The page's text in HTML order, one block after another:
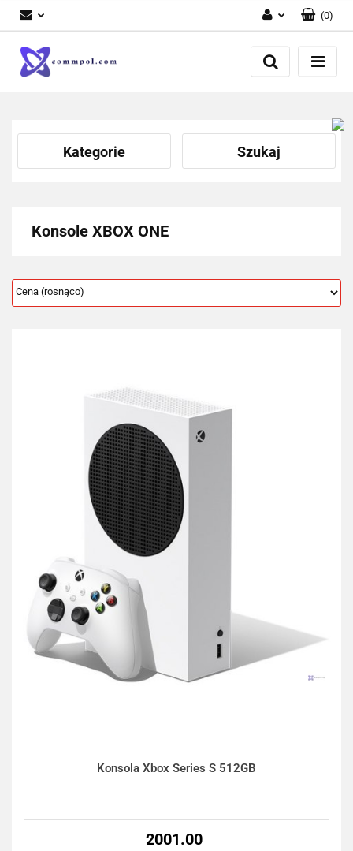
Zaloguj się
Zarejestruj się
(0)
Kategorie Szukaj
Konsole XBOX ONE
Konsola Xbox Series S 512GB
2001.00